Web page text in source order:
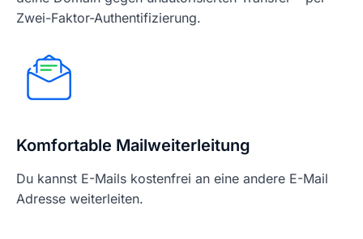
Zwei-Faktor-Authentifizierung.
Komfortable Mailweiterleitung
Du kannst E-Mails kostenfrei an eine andere E-Mail
Adresse weiterleiten.